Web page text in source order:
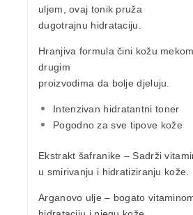
uljem, ovaj tonik pruža
dugotrajnu hidrataciju.
Hranjiva formula čini kožu
drugim
proizvodima da bolje djeluju.
Intenzivan hidratantni toner
Pogodno za sve tipove kože
Ekstrakt šafranike – Sadrži
u smirivanju i hidratiziranju kože.
Arganovo ulje – bogato